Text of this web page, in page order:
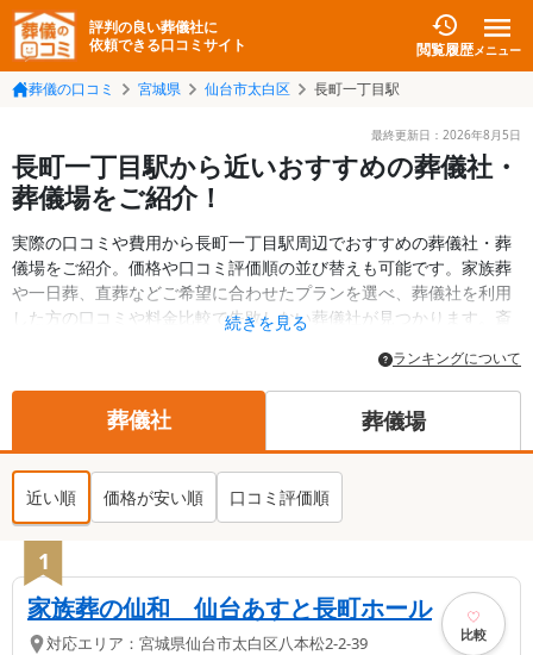
評判の良い葬儀社に
依頼できる口コミサイト
閲覧履歴メニュー
葬儀の口コミ 宮城県 仙台市太白区 長町一丁目駅
最終更新日： 2026年8月5日
長町一丁目駅から近いおすすめの葬儀社・
葬儀場をご紹介！
実際の口コミや費用から長町一丁目駅周辺でおすすめの葬儀社・葬
儀場をご紹介。価格や口コミ評価順の並び替えも可能です。家族葬
や一日葬、直葬などご希望に合わせたプランを選べ、葬儀社を利用
した方の口コミや料金比較で失敗しない葬儀社が見つかります。斎
ついての情報も掲載しています。24時間の相談受付で深夜・早朝で
も対応可能です。
続きを見る
ランキングについて
葬儀社 葬儀場
近い順 価格が安い順 口コミ評価順
1
家族葬の仙和 仙台あすと長町ホール
対応エリア： 宮城県仙台市太白区八本松2-2-39 比較